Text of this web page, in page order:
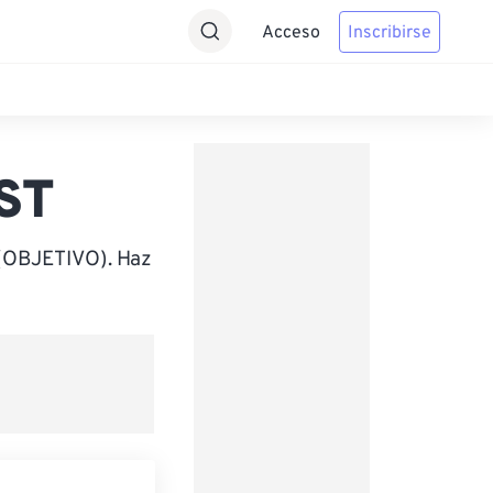
Acceso Inscribirse
Haz